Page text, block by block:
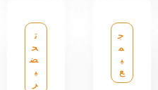
ج
م
ي
ع
ت
ح
ض
ي
ر